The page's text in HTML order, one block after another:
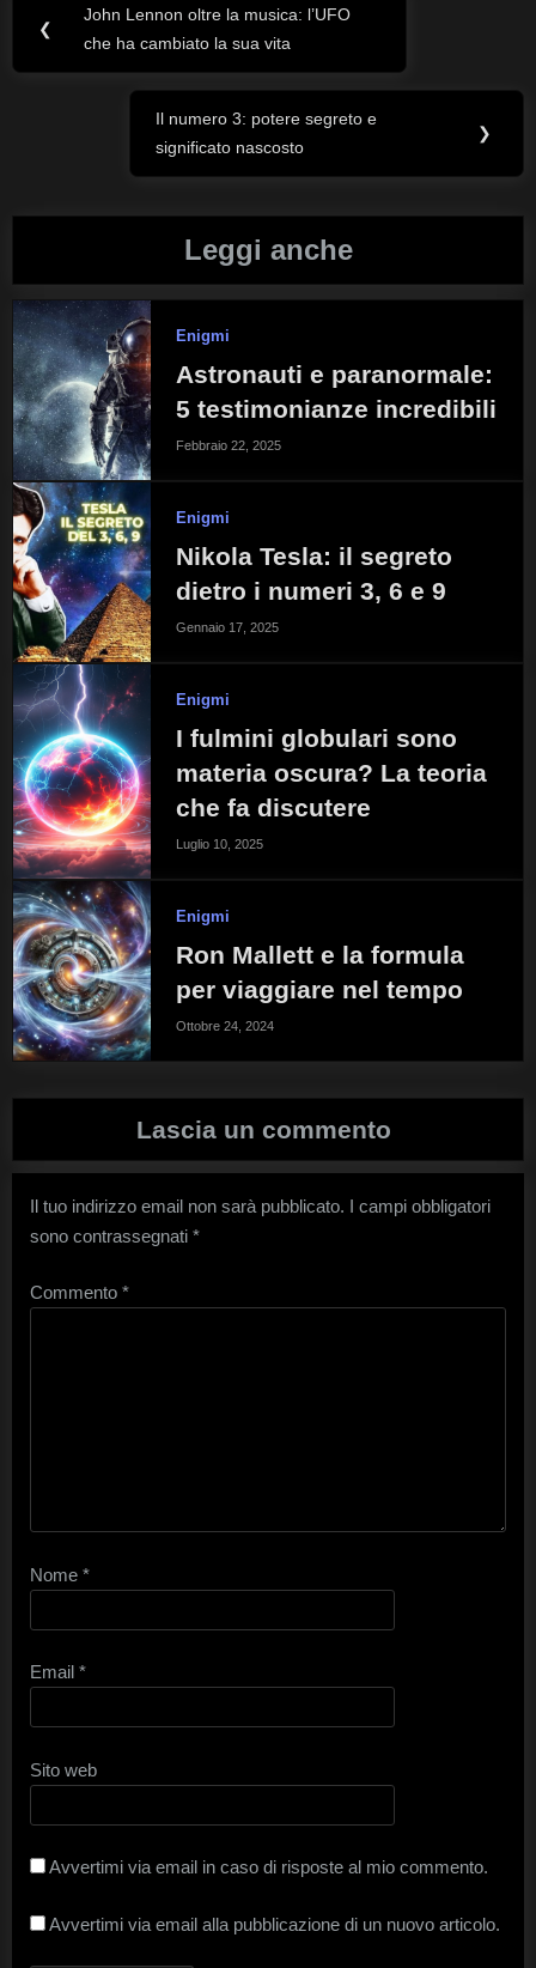
Navigazione
articoli
❮
Previous
Post:
John Lennon oltre la musica: l’UFO
che ha cambiato la sua vita
Next
Post:
Il numero 3: potere segreto e
significato nascosto
❯
Leggi anche
Enigmi
Astronauti e paranormale:
5 testimonianze incredibili
Febbraio 22, 2025
Enigmi
Nikola Tesla: il segreto
dietro i numeri 3, 6 e 9
Gennaio 17, 2025
Enigmi
I fulmini globulari sono
materia oscura? La teoria
che fa discutere
Luglio 10, 2025
Enigmi
Ron Mallett e la formula
per viaggiare nel tempo
Ottobre 24, 2024
Lascia un commento
Il tuo indirizzo email non sarà pubblicato. I campi obbligatori
sono contrassegnati *
Commento *
Nome *
Email *
Sito web
Avvertimi via email in caso di risposte al mio commento.
Avvertimi via email alla pubblicazione di un nuovo articolo.